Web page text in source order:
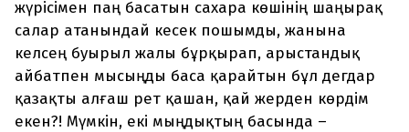
Архив
Заң және тәртіп
Редакциямен байланыс
Жарнама бөлімі
+7 701 220 64 52
шыққан сәтте сізге бірден жіберіледі. Тек email
енгізіңіз, біз қалғанын өзіміз жібереміз.
жүрісімен паң басатын сахара көшінің шаңырақ
салар атанындай кесек пошымды, жанына
келсең буырыл жалы бұрқырап, арыстандық
айбатпен мысыңды баса қарайтын бұл дегдар
қазақты алғаш рет қашан, қай жерден көрдім
екен?! Мүмкін, екі мыңдықтың басында –